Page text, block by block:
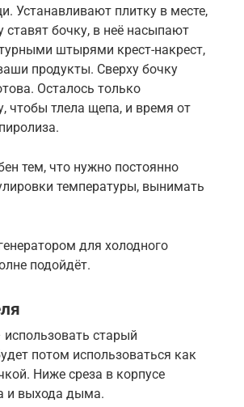
Устанавливают плитку в месте,
ставят бочку, в неё насыпают
штырями крест-накрест,
продукты. Сверху бочку
Осталось только
чтобы тлела щепа, и время от
тем, что нужно постоянно
температуры, вынимать
для холодного
подойдёт.
старый
потом использоваться как
Ниже среза в корпусе
и выхода дыма.